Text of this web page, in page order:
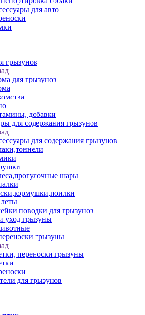
для авто
грызунов
для грызунов
добавки
для содержания грызунов
для содержания грызунов
шары
для грызунов
уход грызуны
грызуны
переноски грызуны
для грызунов